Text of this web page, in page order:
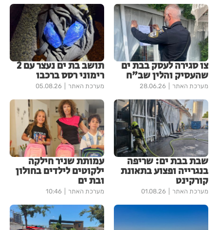
צו סגירה לעסק בבת ים
שהעסיק והלין שב"ח
מערכת האתר 28.06.26
תושב בת ים נעצר עם 2
רימוני רסס ברכבו
מערכת האתר 05.08.26
שבת בבת ים: שריפה
בנגרייה ופצוע בתאונת
קורקינט
מערכת האתר 01.08.26
עמותת שניר חילקה
ילקוטים לילדים בחולון
ובת ים
מערכת האתר 10:46